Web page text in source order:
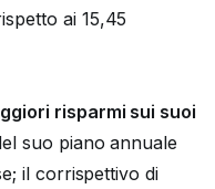
ai 15,45
risparmi sui suoi
suo piano annuale
il corrispettivo di